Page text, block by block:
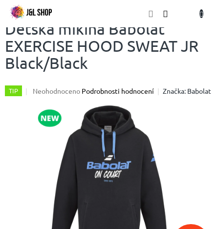
Přejít
obsah
Dětská mikina Babolat
EXERCISE HOOD SWEAT JR
Black/Black
TIP
Průměrné
produktu
je
0,0
hvězdiček.
Neohodnoceno Podrobnosti hodnocení Značka: Babolat